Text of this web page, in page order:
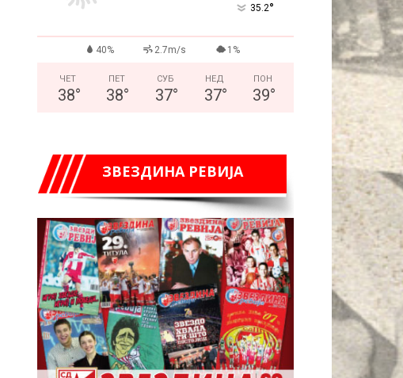
35.2°
40% 2.7m/s 1%
ЧЕТ
38°
ПЕТ
38°
СУБ
37°
НЕД
37°
ПОН
39°
ЗВЕЗДИНА РЕВИЈА